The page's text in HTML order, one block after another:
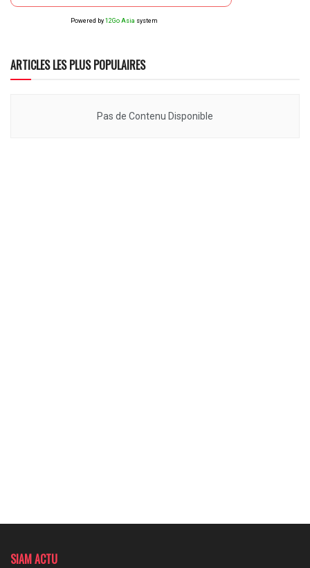
Powered by 12Go Asia system
ARTICLES LES PLUS POPULAIRES
Pas de Contenu Disponible
SIAM ACTU